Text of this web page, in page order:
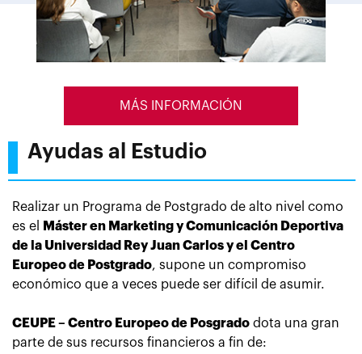
MÁS INFORMACIÓN
Ayudas al Estudio
Realizar un Programa de Postgrado de alto nivel como
es el
Máster en Marketing y Comunicación Deportiva
de la Universidad Rey Juan Carlos y el Centro
Europeo de Postgrado, supone un compromiso
económico que a veces puede ser difícil de asumir.
CEUPE – Centro Europeo de Posgrado dota una gran
parte de sus recursos financieros a fin de: